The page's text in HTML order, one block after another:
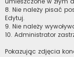
8. Nie należy pisać
Edytuj.
9. Nie należy
10. Administrator
Pokazując zdjęcia